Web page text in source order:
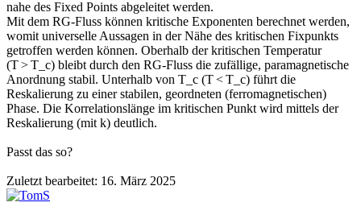
nahe des Fixed Points abgeleitet werden.
Mit dem RG-Fluss können kritische Exponenten berechnet werden,
womit universelle Aussagen in der Nähe des kritischen Fixpunkts
getroffen werden können. Oberhalb der kritischen Temperatur
(T > T_c) bleibt durch den RG-Fluss die zufällige, paramagnetische
Anordnung stabil. Unterhalb von T_c (T < T_c) führt die
Reskalierung zu einer stabilen, geordneten (ferromagnetischen)
Phase. Die Korrelationslänge im kritischen Punkt wird mittels der
Reskalierung (mit k) deutlich.
Passt das so?
Zuletzt bearbeitet: 16. März 2025